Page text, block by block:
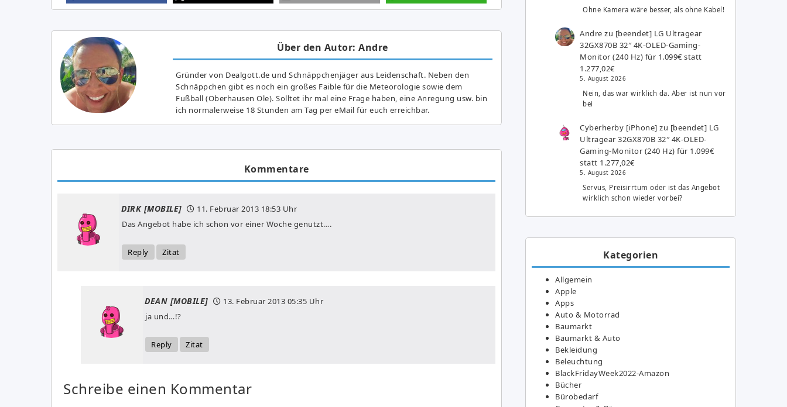
Über den Autor: Andre
Gründer von Dealgott.de und Schnäppchenjäger aus Leidenschaft. Neben den
Schnäppchen gibt es noch ein großes Fai­ble für die Meteorologie sowie dem
Fußball (Oberhausen Ole). Solltet ihr mal eine Frage haben, eine Anregung usw. bin
ich normalerweise 18 Stunden am Tag per eMail für euch erreichbar.
Kommentare
DIRK [MOBILE] 11. Februar 2013 18:53 Uhr
Das Angebot habe ich schon vor einer Woche genutzt….
Reply Zitat
DEAN [MOBILE] 13. Februar 2013 05:35 Uhr
ja und…!?
Reply Zitat
Schreibe einen Kommentar
Ohne Kamera wäre besser, als ohne Kabel!
Andre zu [beendet] LG Ultragear
32GX870B 32″ 4K-OLED-Gaming-
Monitor (240 Hz) für 1.099€ statt
1.277,02€
5. August 2026
Nein, das war wirklich da. Aber ist nun vor
bei
Cyberherby [iPhone] zu [beendet] LG
Ultragear 32GX870B 32″ 4K-OLED-
Gaming-Monitor (240 Hz) für 1.099€
statt 1.277,02€
5. August 2026
Servus, Preisirrtum oder ist das Angebot
wirklich schon wieder vorbei?
Kategorien
Allgemein
Apple
Apps
Auto & Motorrad
Baumarkt
Baumarkt & Auto
Bekleidung
Beleuchtung
BlackFridayWeek2022-Amazon
Bücher
Bürobedarf